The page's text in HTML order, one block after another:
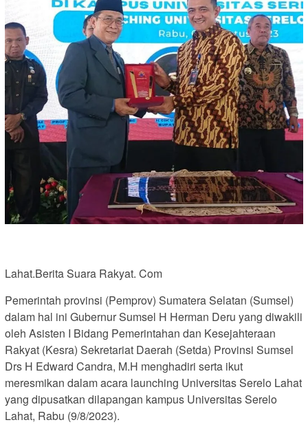
Lahat.Berita Suara Rakyat. Com
Pemerintah provinsi (Pemprov) Sumatera Selatan (Sumsel)
dalam hal ini Gubernur Sumsel H Herman Deru yang diwakili
oleh Asisten I Bidang Pemerintahan dan Kesejahteraan
Rakyat (Kesra) Sekretariat Daerah (Setda) Provinsi Sumsel
Drs H Edward Candra, M.H menghadiri serta ikut
meresmikan dalam acara launching Universitas Serelo Lahat
yang dipusatkan dilapangan kampus Universitas Serelo
Lahat, Rabu (9/8/2023).